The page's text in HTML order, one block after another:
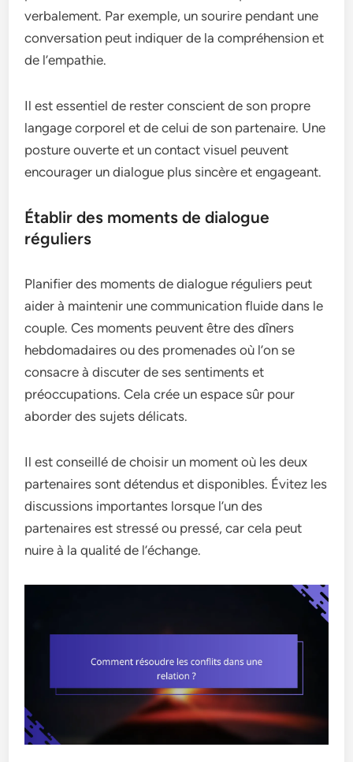
verbalement. Par exemple, un sourire pendant une
conversation peut indiquer de la compréhension et
de l’empathie.
Il est essentiel de rester conscient de son propre
langage corporel et de celui de son partenaire. Une
posture ouverte et un contact visuel peuvent
encourager un dialogue plus sincère et engageant.
Établir des moments de dialogue
réguliers
Planifier des moments de dialogue réguliers peut
aider à maintenir une communication fluide dans le
couple. Ces moments peuvent être des dîners
hebdomadaires ou des promenades où l’on se
consacre à discuter de ses sentiments et
préoccupations. Cela crée un espace sûr pour
aborder des sujets délicats.
Il est conseillé de choisir un moment où les deux
partenaires sont détendus et disponibles. Évitez les
discussions importantes lorsque l’un des
partenaires est stressé ou pressé, car cela peut
nuire à la qualité de l’échange.